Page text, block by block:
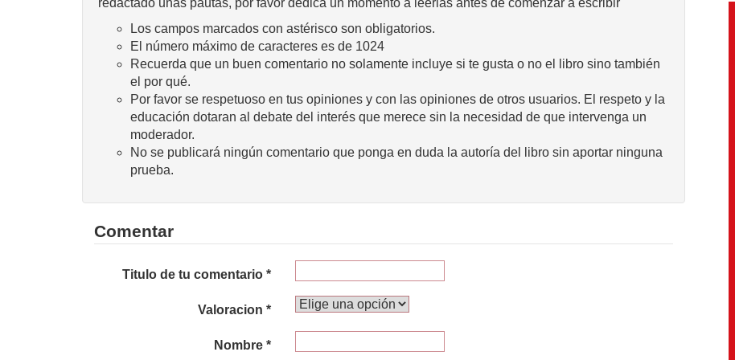
redactado unas pautas, por favor dedica un momento a leerlas antes de comenzar a escribir
Los campos marcados con astérisco son obligatorios.
El número máximo de caracteres es de 1024
Recuerda que un buen comentario no solamente incluye si te gusta o no el libro sino también
el por qué.
Por favor se respetuoso en tus opiniones y con las opiniones de otros usuarios. El respeto y la
educación dotaran al debate del interés que merece sin la necesidad de que intervenga un
moderador.
No se publicará ningún comentario que ponga en duda la autoría del libro sin aportar ninguna
prueba.
Comentar
Titulo de tu comentario *
Valoracion *
Nombre *